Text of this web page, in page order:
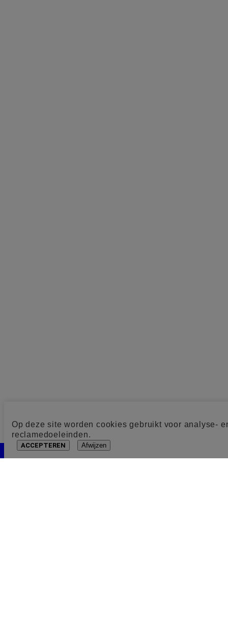
Op deze site worden cookies gebruikt voor analyse-
reclamedoeleinden.
ACCEPTEREN Afwijzen
Cookie toestemming